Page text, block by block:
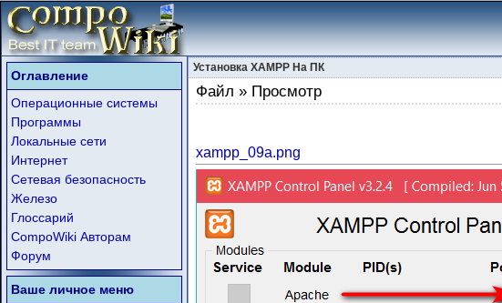
Оглавление
Операционные системы
Программы
Локальные сети
Интернет
Сетевая безопасность
Железо
Глоссарий
CompoWiki Авторам
Форум
Ваше личное меню
Установка XAMPP На ПК
Файл » Просмотр
xampp_09a.png